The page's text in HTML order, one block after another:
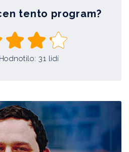
Ph.D.
tento program?
31 lidí